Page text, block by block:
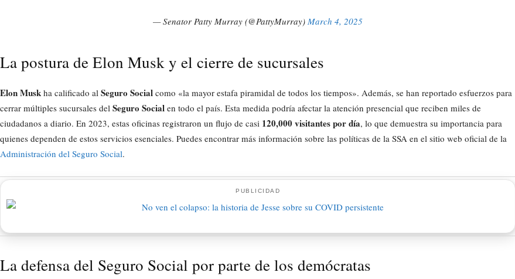
— Senator Patty Murray (@PattyMurray) March 4, 2025
La postura de Elon Musk y el cierre de sucursales
Elon Musk ha calificado al Seguro Social como «la mayor estafa piramidal de todos los tiempos». Además, se han reportado esfuerzos para
cerrar múltiples sucursales del Seguro Social en todo el país. Esta medida podría afectar la atención presencial que reciben miles de
ciudadanos a diario. En 2023, estas oficinas registraron un flujo de casi 120,000 visitantes por día, lo que demuestra su importancia para
quienes dependen de estos servicios esenciales. Puedes encontrar más información sobre las políticas de la SSA en el sitio web oficial de la
Administración del Seguro Social.
PUBLICIDAD
La defensa del Seguro Social por parte de los demócratas